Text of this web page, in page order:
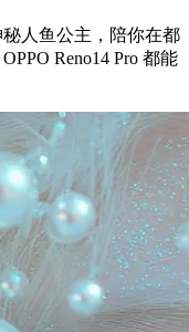
人鱼公主，陪你在都
Reno14 Pro 都能